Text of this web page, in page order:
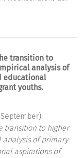
transition to
analysis of
educational
youths.
transition to higher
analysis of primary
aspirations of